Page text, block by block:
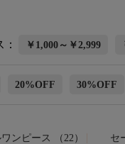
￥1,000～￥2,999
20%OFF 30%OFF
ンピース （22） セ